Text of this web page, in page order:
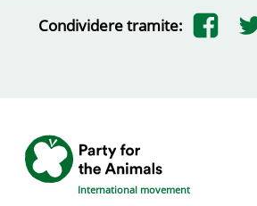
Condividere tramite:
International movement